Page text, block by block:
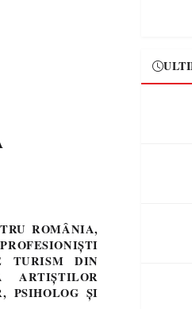
ROMÂNIA,
TURISM DIN
ARTIȘTILOR
PSIHOLOG ȘI